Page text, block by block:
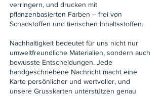
verringern, und drucken mit
pflanzenbasierten Farben – frei von
Schadstoffen und tierischen Inhaltsstoffen.
Nachhaltigkeit bedeutet für uns nicht nur
umweltfreundliche Materialien, sondern auch
bewusste Entscheidungen. Jede
handgeschriebene Nachricht macht eine
Karte persönlicher und wertvoller, und
unsere Grusskarten unterstützen genau